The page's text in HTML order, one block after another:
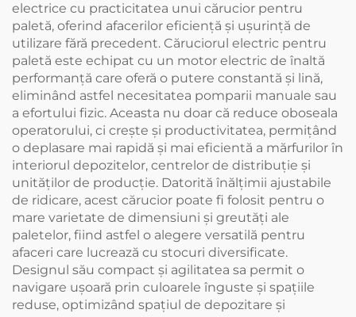
electrice cu practicitatea unui cărucior pentru
paletă, oferind afacerilor eficiență și ușurință de
utilizare fără precedent. Căruciorul electric pentru
paletă este echipat cu un motor electric de înaltă
performanță care oferă o putere constantă și lină,
eliminând astfel necesitatea pomparii manuale sau
a efortului fizic. Aceasta nu doar că reduce oboseala
operatorului, ci crește și productivitatea, permițând
o deplasare mai rapidă și mai eficientă a mărfurilor în
interiorul depozitelor, centrelor de distribuție și
unităților de producție. Datorită înălțimii ajustabile
de ridicare, acest cărucior poate fi folosit pentru o
mare varietate de dimensiuni și greutăți ale
paletelor, fiind astfel o alegere versatilă pentru
afaceri care lucrează cu stocuri diversificate.
Designul său compact și agilitatea sa permit o
navigare ușoară prin culoarele înguste și spațiile
reduse, optimizând spațiul de depozitare și